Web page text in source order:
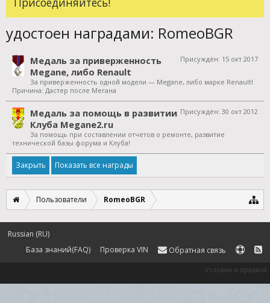
удостоен наградами: RomeoBGR
Присуждён: 15 окт 2017
Медаль за приверженность
Megane, либо Renault
За приверженность одной модели — Megane, либо марке Renault!
Причина: Дастер после Мегана
Присуждён: 30 окт 2012
Медаль за помощь в развитии
Клуба Megane2.ru
За помощь при составлении отчетов о ремонте, развитие
технической базы форума и Клуба!
Показать все награды
Пользователи RomeoBGR
Russian (RU)
База знаний(FAQ)
Проверка VIN Обратная связь
Условия и правила